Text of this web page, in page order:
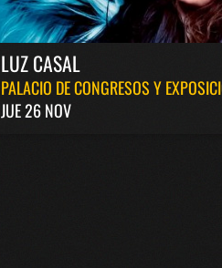
LUZ CASAL
PALACIO DE CONGRESOS Y
JUE 26 NOV